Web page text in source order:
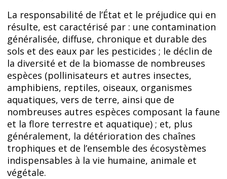
La responsabilité de l’État et le préjudice qui en
résulte, est caractérisé par : une contamination
généralisée, diffuse, chronique et durable des
sols et des eaux par les pesticides ; le déclin de
la diversité et de la biomasse de nombreuses
espèces (pollinisateurs et autres insectes,
amphibiens, reptiles, oiseaux, organismes
aquatiques, vers de terre, ainsi que de
nombreuses autres espèces composant la faune
et la flore terrestre et aquatique) ; et, plus
généralement, la détérioration des chaînes
trophiques et de l’ensemble des écosystèmes
indispensables à la vie humaine, animale et
végétale.